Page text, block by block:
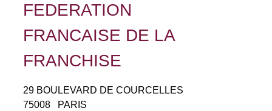
FEDERATION
FRANCAISE DE LA
FRANCHISE
29 BOULEVARD DE COURCELLES
75008
PARIS